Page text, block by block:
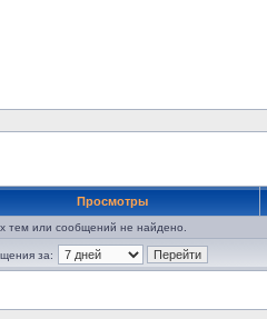
Просмотры
тем или сообщений не найдено.
за: